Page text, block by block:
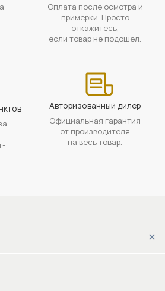
Оплата после осмотра и
примерки. Просто
откажитесь,
если товар не подошел.
Авторизованный дилер
Официальная гарантия
от производителя
на весь товар.